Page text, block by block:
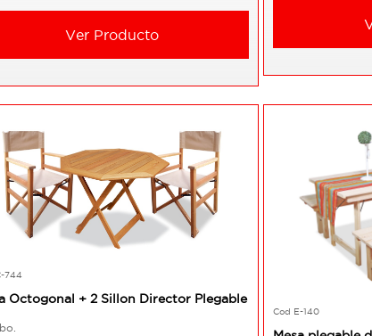
Ver Producto
744
Octogonal + 2 Sillon Director Plegable
Cod E-140